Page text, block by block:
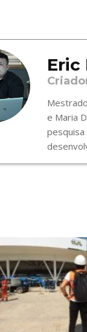
Eric
e Maria
pesquisa